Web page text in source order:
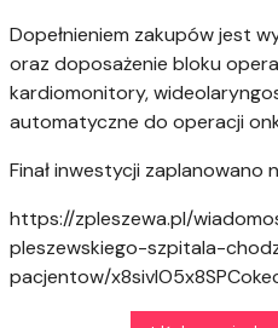
Dopełnieniem zakupów jest
oraz doposażenie bloku
kardiomonitory,
automatyczne do operacji
Finał inwestycji zaplanowano
https://zpleszewa.pl/
pleszewskiego-szpitala-
pacjentow/